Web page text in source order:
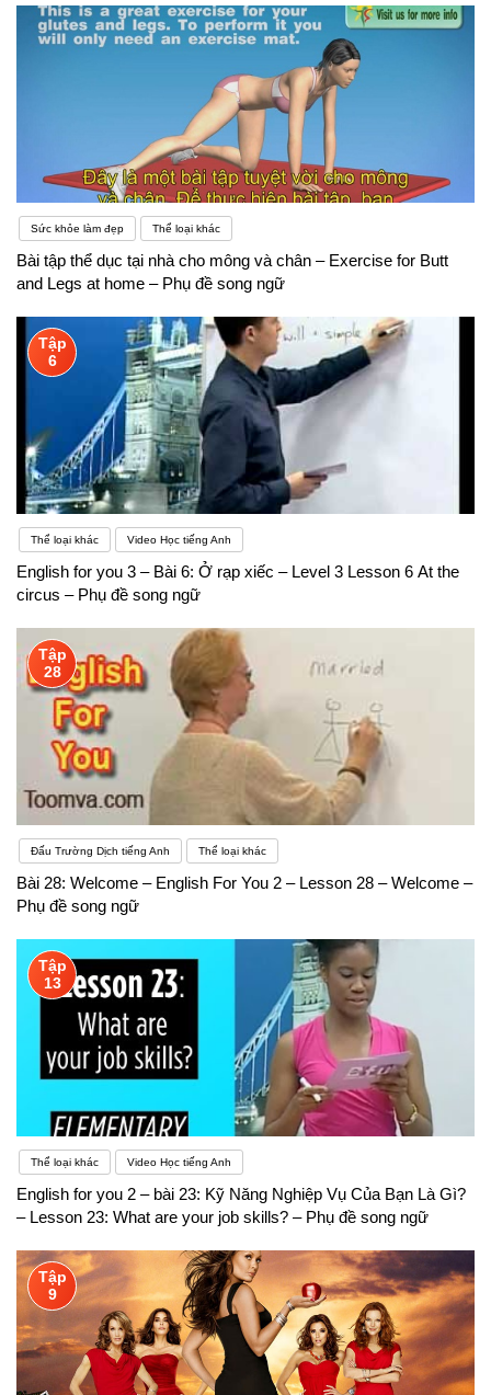
Sức khỏe làm đẹp Thể loại khác
Bài tập thể dục tại nhà cho mông và chân – Exercise for Butt
and Legs at home – Phụ đề song ngữ
Tập
6
Thể loại khác Video Học tiếng Anh
English for you 3 – Bài 6: Ở rạp xiếc – Level 3 Lesson 6 At the
circus – Phụ đề song ngữ
Tập
28
Đấu Trường Dịch tiếng Anh Thể loại khác
Bài 28: Welcome – English For You 2 – Lesson 28 – Welcome –
Phụ đề song ngữ
Tập
13
Thể loại khác Video Học tiếng Anh
English for you 2 – bài 23: Kỹ Năng Nghiệp Vụ Của Bạn Là Gì?
– Lesson 23: What are your job skills? – Phụ đề song ngữ
Tập
9